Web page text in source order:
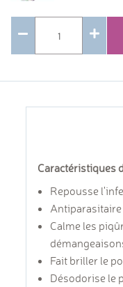
Caractéristiques
Repousse
Calme les
Fait briller le
Désodorise le